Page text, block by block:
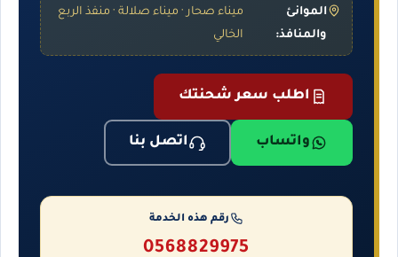
الموانئ
والمنافذ:
ميناء صحار · ميناء صلالة · منفذ الربع
الخالي
اطلب سعر شحنتك
واتساب اتصل بنا
رقم هذه الخدمة
0568829975